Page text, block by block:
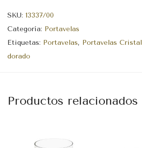
SKU: 13337/00
Categoría: Portavelas
Etiquetas: Portavelas, Portavelas Cristal
dorado
Productos relacionados